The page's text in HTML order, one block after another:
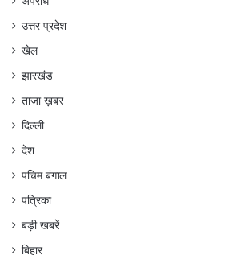
उत्तर प्रदेश
खेल
झारखंड
ताज़ा ख़बर
दिल्ली
देश
पचिम बंगाल
पत्रिका
बड़ी खबरें
बिहार